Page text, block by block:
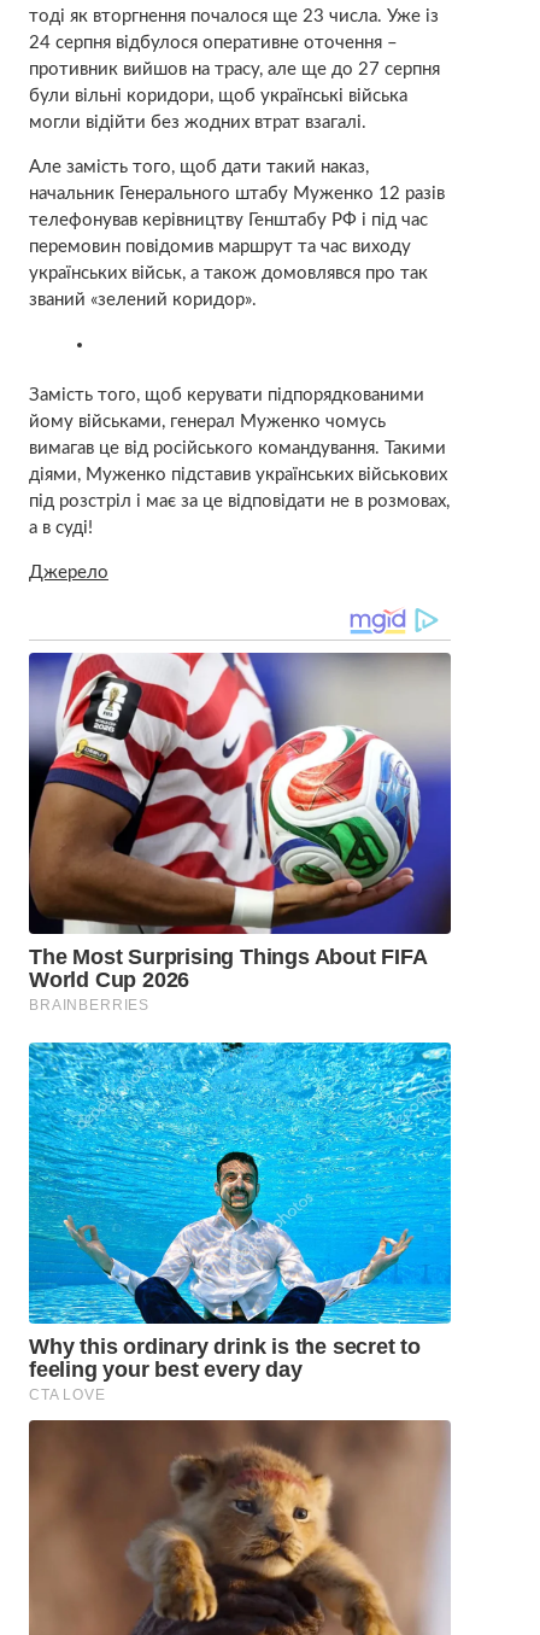
тоді як вторгнення почалося ще 23 числа. Уже із
24 серпня відбулося оперативне оточення –
противник вийшов на трасу, але ще до 27 серпня
були вільні коридори, щоб українські війська
могли відійти без жодних втрат взагалі.
Але замість того, щоб дати такий наказ,
начальник Генерального штабу Муженко 12 разів
телефонував керівництву Генштабу РФ і під час
перемовин повідомив маршрут та час виходу
українських військ, а також домовлявся про так
званий «зелений коридор».
Замість того, щоб керувати підпорядкованими
йому військами, генерал Муженко чомусь
вимагав це від російського командування. Такими
діями, Муженко підставив українських військових
під розстріл і має за це відповідати не в розмовах,
а в суді!
Джерело